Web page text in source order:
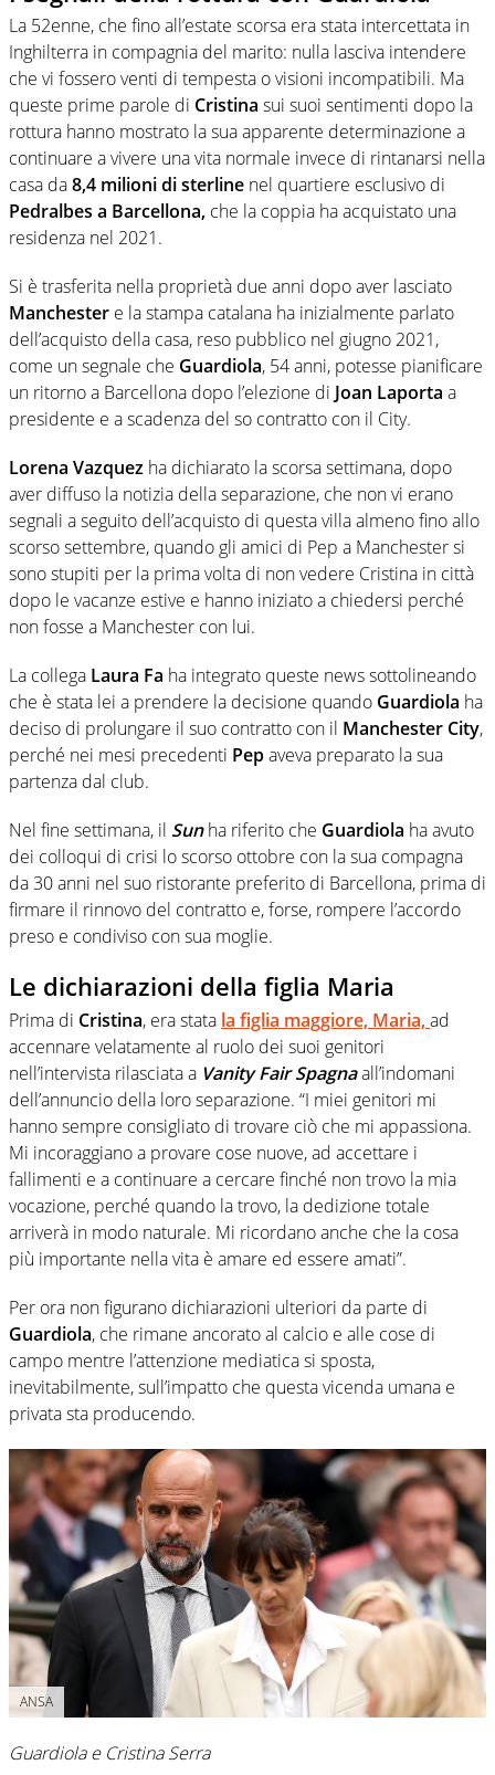
La 52enne, che fino all’estate scorsa era stata intercettata in
Inghilterra in compagnia del marito: nulla lasciva intendere
che vi fossero venti di tempesta o visioni incompatibili. Ma
queste prime parole di Cristina sui suoi sentimenti dopo la
rottura hanno mostrato la sua apparente determinazione a
continuare a vivere una vita normale invece di rintanarsi nella
casa da8,4 milioni di sterline nel quartiere esclusivo di
Pedralbes a Barcellona, che la coppia ha acquistato una
residenza nel 2021.
Si è trasferita nella proprietà due anni dopo aver lasciato
Manchester e la stampa catalana ha inizialmente parlato
dell’acquisto della casa, reso pubblico nel giugno 2021,
come un segnale che Guardiola, 54 anni, potesse pianificare
un ritorno a Barcellona dopo l’elezione di Joan Laporta a
presidente e a scadenza del so contratto con il City.
Lorena Vazquez ha dichiarato la scorsa settimana, dopo
aver diffuso la notizia della separazione, che non vi erano
segnali a seguito dell’acquisto di questa villa almeno fino allo
scorso settembre, quando gli amici di Pep a Manchester si
sono stupiti per la prima volta di non vedere Cristina in città
dopo le vacanze estive e hanno iniziato a chiedersi perché
non fosse a Manchester con lui.
La collega Laura Fa ha integrato queste news sottolineando
che è stata lei a prendere la decisione quando Guardiola ha
deciso di prolungare il suo contratto con il Manchester City,
perché nei mesi precedenti Pepaveva preparato la sua
partenza dal club.
Nel fine settimana, il Sun ha riferito che Guardiola ha avuto
dei colloqui di crisi lo scorso ottobre con la sua compagna
da 30 anni nel suo ristorante preferito di Barcellona, ​​prima di
firmare il rinnovo del contratto e, forse, rompere l’accordo
preso e condiviso con sua moglie.
Le dichiarazioni della figlia Maria
Prima di Cristina, era stata la figlia maggiore, Maria,ad
accennare velatamente al ruolo dei suoi genitori
nell’intervista rilasciata a Vanity Fair Spagnaall’indomani
dell’annuncio della loro separazione. “I miei genitori mi
hanno sempre consigliato di trovare ciò che mi appassiona.
Mi incoraggiano a provare cose nuove, ad accettare i
fallimenti e a continuare a cercare finché non trovo la mia
vocazione, perché quando la trovo, la dedizione totale
arriverà in modo naturale. Mi ricordano anche che la cosa
più importante nella vita è amare ed essere amati”.
Per ora non figurano dichiarazioni ulteriori da parte di
Guardiola, che rimane ancorato al calcio e alle cose di
campo mentre l’attenzione mediatica si sposta,
inevitabilmente, sull’impatto che questa vicenda umana e
privata sta producendo.
ANSA
Guardiola e Cristina Serra